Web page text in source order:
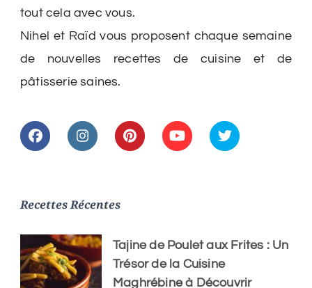
tout cela avec vous.
Nihel et Raïd vous proposent chaque semaine
de nouvelles recettes de cuisine et de
pâtisserie saines.
Recettes Récentes
Tajine de Poulet aux Frites : Un
Trésor de la Cuisine
Maghrébine à Découvrir